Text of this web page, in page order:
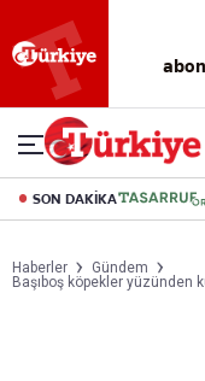
SON DAKİKA
Haberler
Gündem
Başıboş köpekler yüzünden